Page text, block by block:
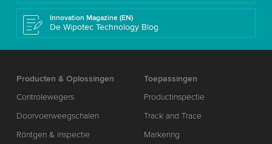
Innovation Magazine (EN)
De Wipotec Technology Blog
Producten & Oplossingen
Controlewegers
Doorvoerweegschalen
Röntgen & inspectie
Toepassingen
Productinspectie
Track and Trace
Markering